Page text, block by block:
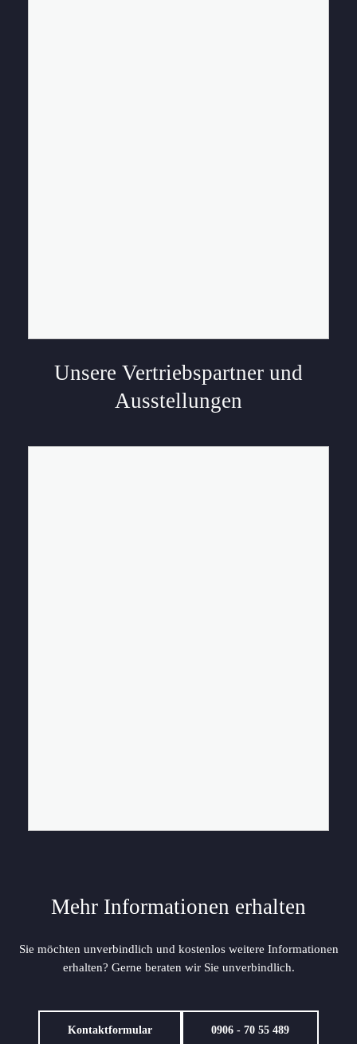
Unsere Vertriebspartner und
Ausstellungen
Mehr Informationen erhalten
Sie möchten unverbindlich und kostenlos weitere Informationen
erhalten? Gerne beraten wir Sie unverbindlich.
Kontaktformular 0906 - 70 55 489